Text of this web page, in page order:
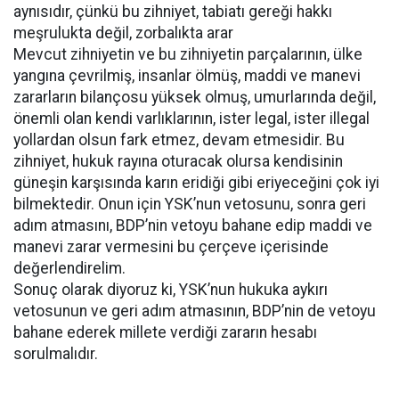
aynısıdır, çünkü bu zihniyet, tabiatı gereği hakkı
meşrulukta değil, zorbalıkta arar
Mevcut zihniyetin ve bu zihniyetin parçalarının, ülke
yangına çevrilmiş, insanlar ölmüş, maddi ve manevi
zararların bilançosu yüksek olmuş, umurlarında değil,
önemli olan kendi varlıklarının, ister legal, ister illegal
yollardan olsun fark etmez, devam etmesidir. Bu
zihniyet, hukuk rayına oturacak olursa kendisinin
güneşin karşısında karın eridiği gibi eriyeceğini çok iyi
bilmektedir. Onun için YSK’nun vetosunu, sonra geri
adım atmasını, BDP’nin vetoyu bahane edip maddi ve
manevi zarar vermesini bu çerçeve içerisinde
değerlendirelim.
Sonuç olarak diyoruz ki, YSK’nun hukuka aykırı
vetosunun ve geri adım atmasının, BDP’nin de vetoyu
bahane ederek millete verdiği zararın hesabı
sorulmalıdır.